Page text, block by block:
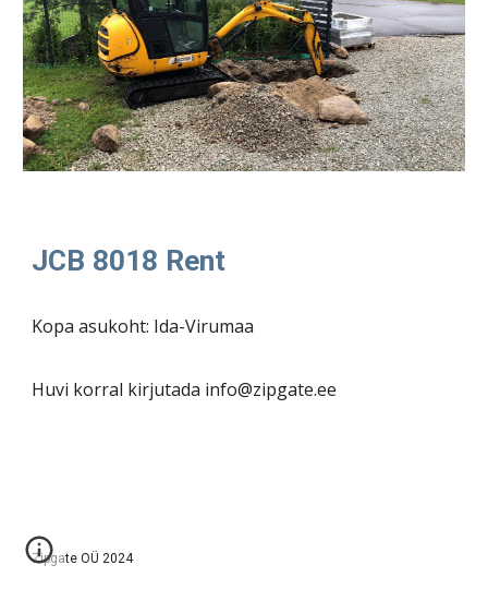
JCB 8018 Rent
Kopa asukoht: Ida-Virumaa
Huvi korral kirjutada info@zipgate.ee
Zipgate OÜ 2024